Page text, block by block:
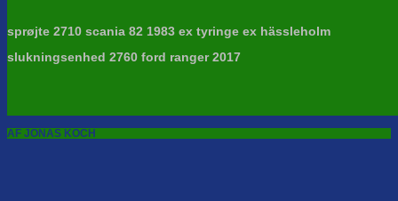
sprøjte 2710 scania 82 1983 ex tyringe ex hässleholm
slukningsenhed 2760 ford ranger 2017
AF JONAS KOCH